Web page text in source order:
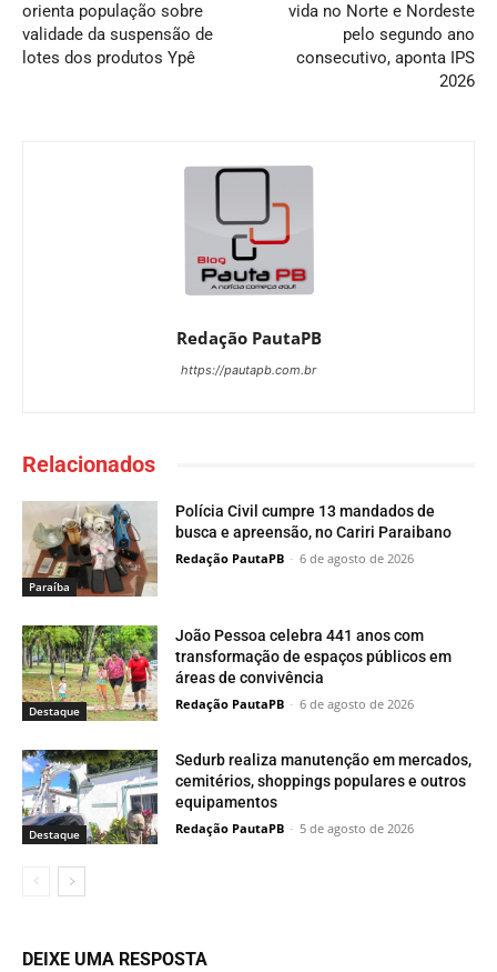
orienta população sobre
validade da suspensão de
lotes dos produtos Ypê
vida no Norte e Nordeste
pelo segundo ano
consecutivo, aponta IPS
2026
Redação PautaPB
https://pautapb.com.br
Relacionados
Paraí­ba
Polícia Civil cumpre 13 mandados de
busca e apreensão, no Cariri Paraibano
Redação PautaPB - 6 de agosto de 2026
Destaque
João Pessoa celebra 441 anos com
transformação de espaços públicos em
áreas de convivência
Redação PautaPB - 6 de agosto de 2026
Destaque
Sedurb realiza manutenção em mercados,
cemitérios, shoppings populares e outros
equipamentos
Redação PautaPB - 5 de agosto de 2026
DEIXE UMA RESPOSTA